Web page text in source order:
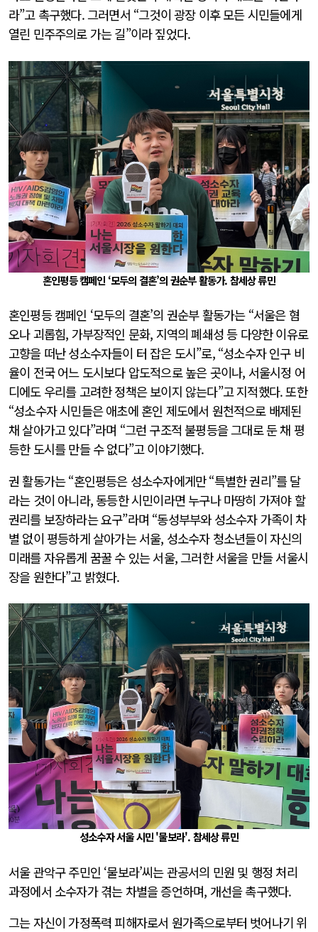
라”고 촉구했다. 그러면서 “그것이 광장 이후 모든 시민들에게
열린 민주주의로 가는 길”이라 짚었다.
혼인평등 캠페인 ‘모두의 결혼’의 권순부 활동가. 참세상 류민
혼인평등 캠페인 ‘모두의 결혼’의 권순부 활동가는 “서울은 혐
오나 괴롭힘, 가부장적인 문화, 지역의 폐쇄성 등 다양한 이유로
고향을 떠난 성소수자들이 터 잡은 도시”로, “성소수자 인구 비
율이 전국 어느 도시보다 압도적으로 높은 곳이나, 서울시정 어
디에도 우리를 고려한 정책은 보이지 않는다”고 지적했다. 또한
“성소수자 시민들은 애초에 혼인 제도에서 원천적으로 배제된
채 살아가고 있다”라며 “그런 구조적 불평등을 그대로 둔 채 평
등한 도시를 만들 수 없다”고 이야기했다.
권 활동가는 “혼인평등은 성소수자에게만 “특별한 권리”를 달
라는 것이 아니라, 동등한 시민이라면 누구나 마땅히 가져야 할
권리를 보장하라는 요구”라며 “동성부부와 성소수자 가족이 차
별 없이 평등하게 살아가는 서울, 성소수자 청소년들이 자신의
미래를 자유롭게 꿈꿀 수 있는 서울, 그러한 서울을 만들 서울시
장을 원한다”고 밝혔다.
성소수자 서울 시민 '물보라'. 참세상 류민
서울 관악구 주민인 ‘물보라’씨는 관공서의 민원 및 행정 처리
과정에서 소수자가 겪는 차별을 증언하며, 개선을 촉구했다.
그는 자신이 가정폭력 피해자로서 원가족으로부터 벗어나기 위